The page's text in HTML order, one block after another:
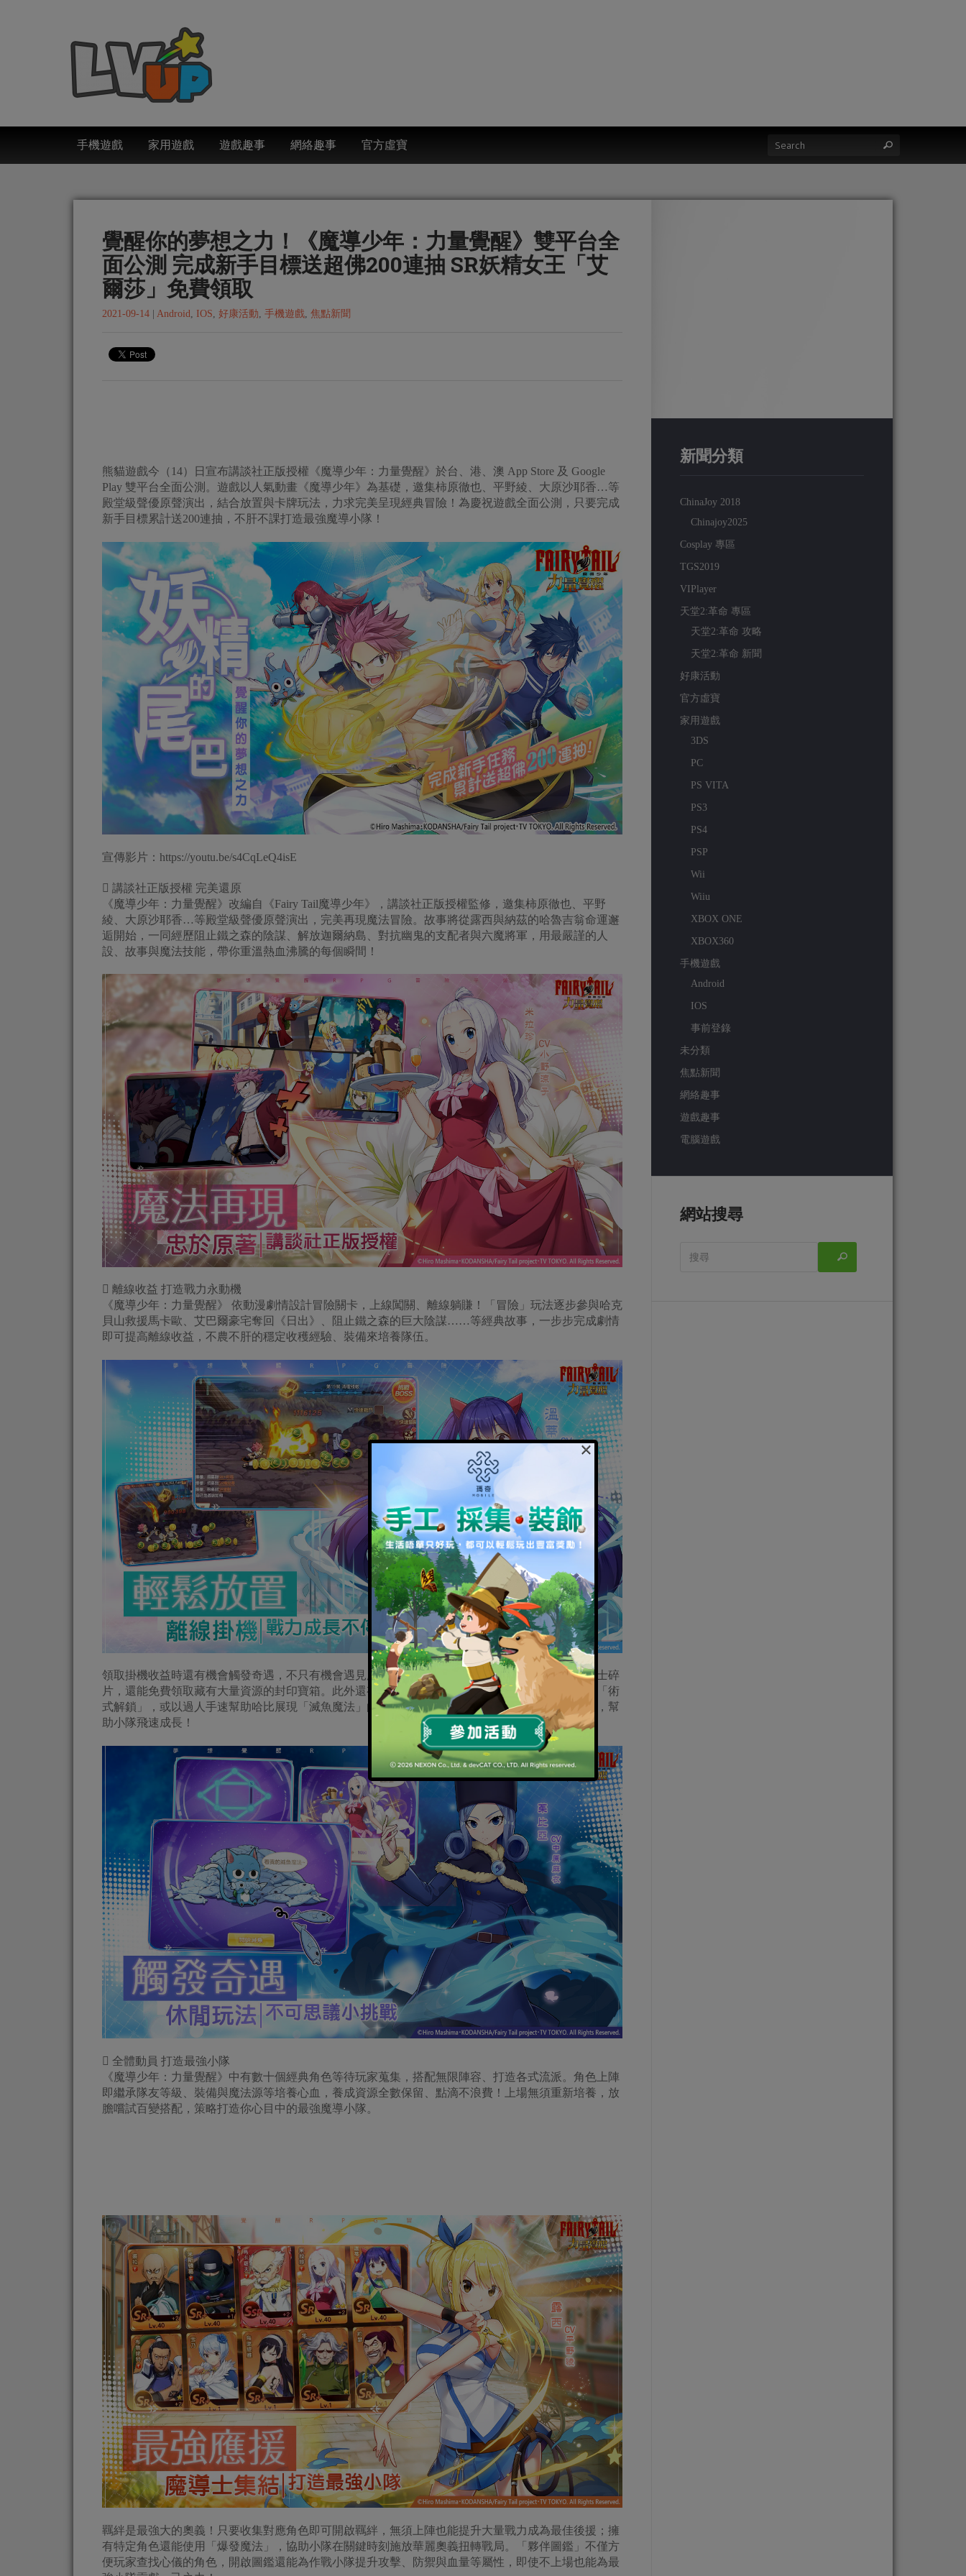
手機遊戲 家用遊戲 遊戲趣事 網絡趣事 官方虛寶
覺醒你的夢想之力！《魔導少年：力量覺醒》雙平台全
面公測 完成新手目標送超佛200連抽 SR妖精女王「艾
爾莎」免費領取
2021-09-14 Android, IOS, 好康活動, 手機遊戲, 焦點新聞
熊貓遊戲今（14）日宣布講談社正版授權《魔導少年：力量覺醒》於台、港、澳 App Store 及 Google
Play 雙平台全面公測。遊戲以人氣動畫《魔導少年》為基礎，邀集柿原徹也、平野綾、大原沙耶香…等
殿堂級聲優原聲演出，結合放置與卡牌玩法，力求完美呈現經典冒險！為慶祝遊戲全面公測，只要完成
新手目標累計送200連抽，不肝不課打造最強魔導小隊！
宣傳影片：https://youtu.be/s4CqLeQ4isE
 講談社正版授權 完美還原
《魔導少年：力量覺醒》改編自《Fairy Tail魔導少年》，講談社正版授權監修，邀集柿原徹也、平野
綾、大原沙耶香…等殿堂級聲優原聲演出，完美再現魔法冒險。故事將從露西與納茲的哈魯吉翁命運邂
逅開始，一同經歷阻止鐵之森的陰謀、解放迦爾納島、對抗幽鬼的支配者與六魔將軍，用最嚴謹的人
設、故事與魔法技能，帶你重溫熱血沸騰的每個瞬間！
 離線收益 打造戰力永動機
《魔導少年：力量覺醒》 依動漫劇情設計冒險關卡，上線闖關、離線躺賺！「冒險」玩法逐步參與哈克
貝山救援馬卡歐、艾巴爾豪宅奪回《日出》、阻止鐵之森的巨大陰謀……等經典故事，一步步完成劇情
即可提高離線收益，不農不肝的穩定收穫經驗、裝備來培養隊伍。
領取掛機收益時還有機會觸發奇遇，不只有機會遇見魔導士與旅行商人，以超低價購得珍貴的魔導士碎
片，還能免費領取藏有大量資源的封印寶箱。此外還有考驗熟悉度的「百科問答」、燒腦一筆畫的「術
式解鎖」，或以過人手速幫助哈比展現「滅魚魔法」的休閒玩法，成功挑戰還將獲得大量額外資源，幫
助小隊飛速成長！
 全體動員 打造最強小隊
《魔導少年：力量覺醒》中有數十個經典角色等待玩家蒐集，搭配無限陣容、打造各式流派。角色上陣
即繼承隊友等級、裝備與魔法源等培養心血，養成資源全數保留、點滴不浪費！上場無須重新培養，放
膽嚐試百變搭配，策略打造你心目中的最強魔導小隊。
羈絆是最強大的奧義！只要收集對應角色即可開啟羈絆，無須上陣也能提升大量戰力成為最佳後援；擁
有特定角色還能使用「爆發魔法」，協助小隊在關鍵時刻施放華麗奧義扭轉戰局。「夥伴圖鑑」不僅方
便玩家查找心儀的角色，開啟圖鑑還能為作戰小隊提升攻擊、防禦與血量等屬性，即使不上場也能為最
新聞分類
ChinaJoy 2018
Chinajoy2025
Cosplay 專區
TGS2019
VIPlayer
天堂2:革命 專區
天堂2:革命 攻略
天堂2:革命 新聞
好康活動
官方虛寶
家用遊戲
3DS
PC
PS VITA
PS3
PS4
PSP
Wii
Wiiu
XBOX ONE
XBOX360
手機遊戲
Android
IOS
事前登錄
未分類
焦點新聞
網絡趣事
遊戲趣事
電腦遊戲
網站搜尋
×